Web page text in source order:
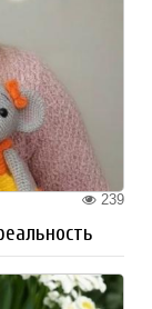
239